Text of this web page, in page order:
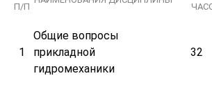
П/П
1
Общие вопросы
прикладной
гидромеханики
32